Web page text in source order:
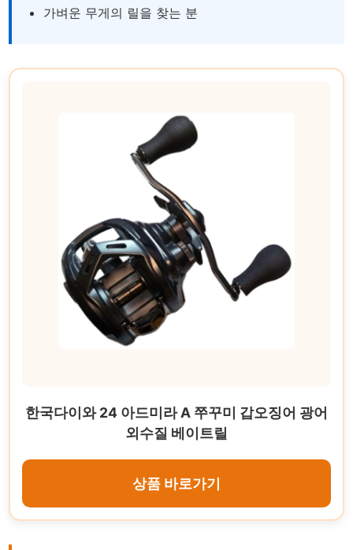
가벼운 무게의 릴을 찾는 분
한국다이와 24 아드미라 A 쭈꾸미 갑오징어 광어
외수질 베이트릴
상품 바로가기